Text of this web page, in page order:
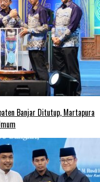
Banjar Ditutup, Martapura